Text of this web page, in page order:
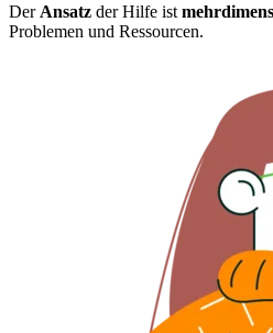
Der Ansatz der Hilfe ist
Problemen und Ressourcen.